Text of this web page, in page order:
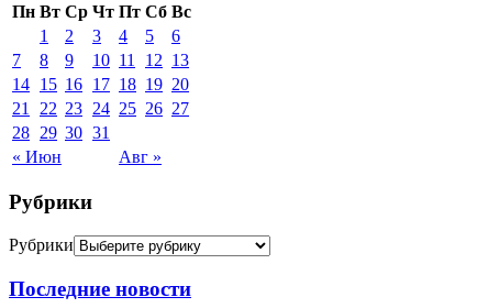
Пн Вт Ср Чт Пт Сб Вс
« Июн Авг »
1 2 3 4 5
6
7
8 9 10 11 12 13
14 15 16 17 18 19 20
21
22 23 24 25 26 27
28 29 30 31
Рубрики
Рубрики
Последние новости